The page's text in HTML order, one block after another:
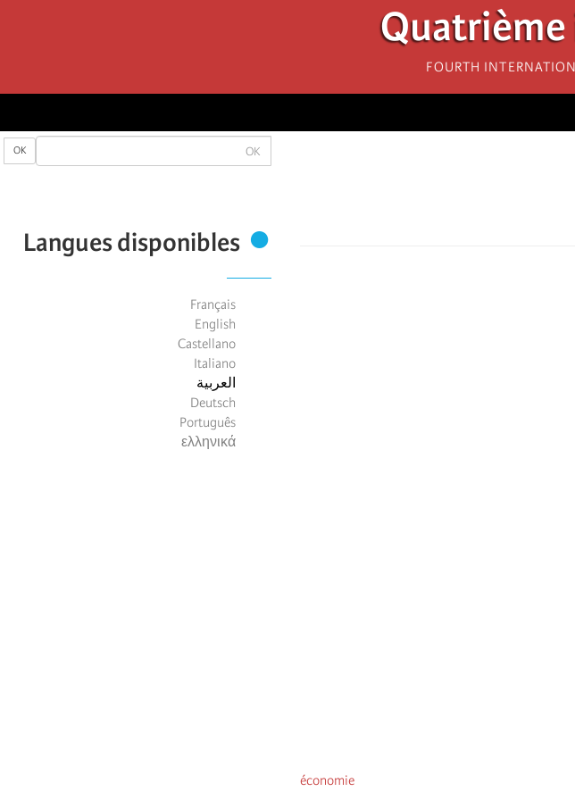
Fourth
OK
OK
Langues disponibles
Français
English
Castellano
Italiano
العربية
Deutsch
Português
ελληνικά
économie